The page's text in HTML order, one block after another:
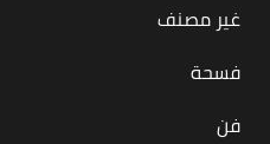
غير مصنف
فسحة
فن